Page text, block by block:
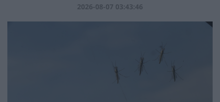
2026-08-07 03:43:46